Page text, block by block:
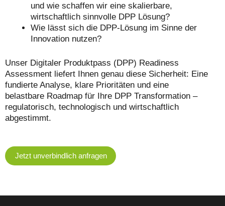
und wie schaffen wir eine skalierbare,
wirtschaftlich sinnvolle DPP Lösung?
Wie lässt sich die DPP-Lösung im Sinne der
Innovation nutzen?
Unser Digitaler Produktpass (DPP) Readiness
Assessment liefert Ihnen genau diese Sicherheit: Eine
fundierte Analyse, klare Prioritäten und eine
belastbare Roadmap für Ihre DPP Transformation –
regulatorisch, technologisch und wirtschaftlich
abgestimmt.
Jetzt unverbindlich anfragen